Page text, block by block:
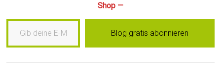
Shop —
Gib deine E-Mail-Adresse ein …
Blog gratis abonnieren